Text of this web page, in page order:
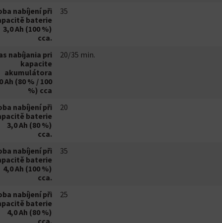
nabíjení při
baterie
3,0 Ah (100 %)
cca.
35
nabíjania pri
kapacite
akumulátora
Ah (80 % / 100
%) cca
20/35 min.
nabíjení při
baterie
3,0 Ah (80 %)
cca.
20
nabíjení při
baterie
4,0 Ah (100 %)
cca.
35
nabíjení při
baterie
4,0 Ah (80 %)
25